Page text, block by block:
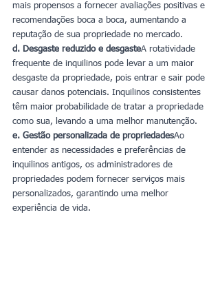
mais propensos a fornecer avaliações positivas e
recomendações boca a boca, aumentando a
reputação de sua propriedade no mercado.
d. Desgaste reduzido e desgasteA rotatividade
frequente de inquilinos pode levar a um maior
desgaste da propriedade, pois entrar e sair pode
causar danos potenciais. Inquilinos consistentes
têm maior probabilidade de tratar a propriedade
como sua, levando a uma melhor manutenção.
e. Gestão personalizada de propriedadesAo
entender as necessidades e preferências de
inquilinos antigos, os administradores de
propriedades podem fornecer serviços mais
personalizados, garantindo uma melhor
experiência de vida.